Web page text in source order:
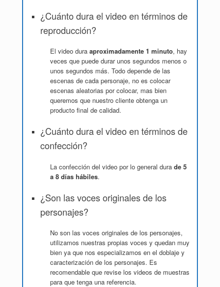
¿Cuánto dura el video en términos de
reproducción?
El video dura aproximadamente 1 minuto, hay
veces que puede durar unos segundos menos o
unos segundos más. Todo depende de las
escenas de cada personaje, no es colocar
escenas aleatorias por colocar, mas bien
queremos que nuestro cliente obtenga un
producto final de calidad.
¿Cuánto dura el video en términos de
confección?
La confección del video por lo general dura de 5
a 8 días hábiles.
¿Son las voces originales de los
personajes?
No son las voces originales de los personajes,
utilizamos nuestras propias voces y quedan muy
bien ya que nos especializamos en el doblaje y
caracterización de los personajes. Es
recomendable que revise los videos de muestras
para que tenga una referencia.